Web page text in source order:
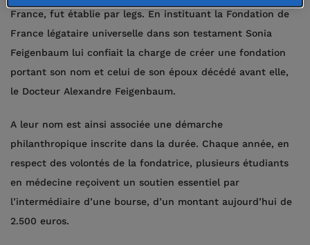
France, fut établie par legs. En instituant la Fondation de
France légataire universelle dans son testament Sonia
Feigenbaum lui confiait la charge de créer une fondation
portant son nom et celui de son époux décédé avant elle,
le Docteur Alexandre Feigenbaum.
A leur nom est ainsi associée une démarche
philanthropique inscrite dans la durée. Chaque année, en
respect des volontés de la fondatrice, plusieurs étudiants
en médecine reçoivent un soutien essentiel par
l’intermédiaire d’une bourse, d’un montant aujourd’hui de
2.500 euros.